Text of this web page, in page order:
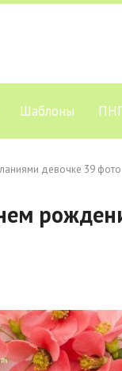
Шаблоны
девочке 39 фото